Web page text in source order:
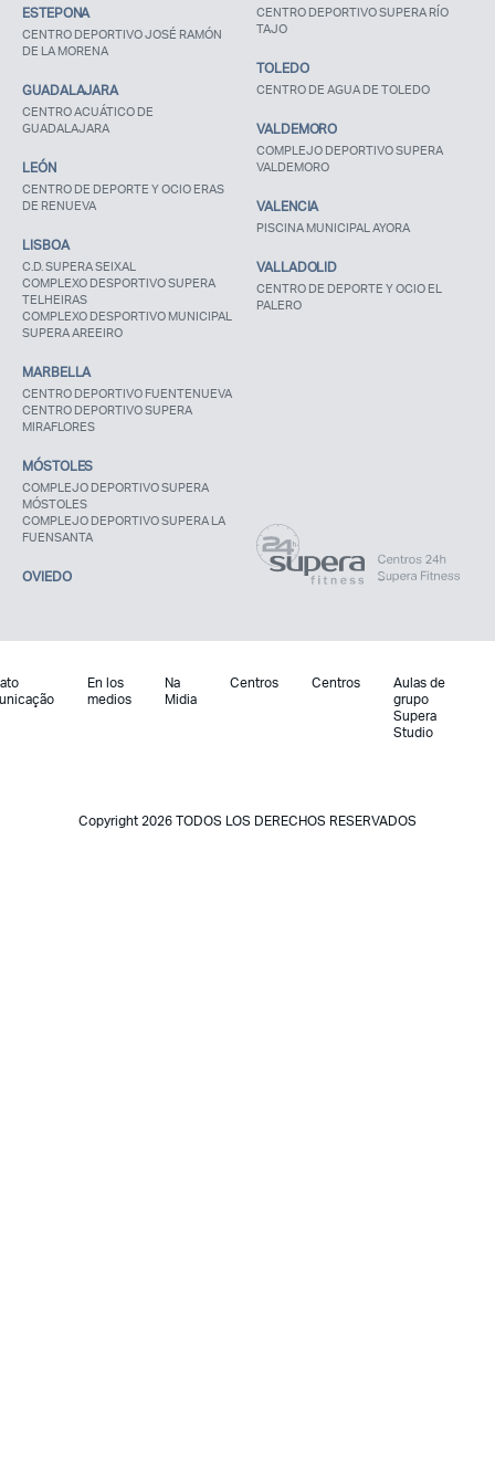
ESTEPONA
CENTRO DEPORTIVO JOSÉ RAMÓN
DE LA MORENA
GUADALAJARA
CENTRO ACUÁTICO DE
GUADALAJARA
LEÓN
CENTRO DE DEPORTE Y OCIO ERAS
DE RENUEVA
LISBOA
C.D. SUPERA SEIXAL
COMPLEXO DESPORTIVO SUPERA
TELHEIRAS
COMPLEXO DESPORTIVO MUNICIPAL
SUPERA AREEIRO
MARBELLA
CENTRO DEPORTIVO FUENTENUEVA
CENTRO DEPORTIVO SUPERA
MIRAFLORES
MÓSTOLES
COMPLEJO DEPORTIVO SUPERA
MÓSTOLES
COMPLEJO DEPORTIVO SUPERA LA
FUENSANTA
OVIEDO
CENTRO DEPORTIVO SUPERA RÍO
TAJO
TOLEDO
CENTRO DE AGUA DE TOLEDO
VALDEMORO
COMPLEJO DEPORTIVO SUPERA
VALDEMORO
VALENCIA
PISCINA MUNICIPAL AYORA
VALLADOLID
CENTRO DE DEPORTE Y OCIO EL
PALERO
En los
medios
Na
Midia
Centros Centros
Aulas de
grupo
Supera
Studio
Copyright 2026 TODOS LOS DERECHOS RESERVADOS